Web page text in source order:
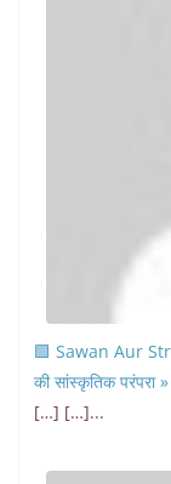
🟩 Sawan Aur
की सांस्कृतिक
[…] […]...